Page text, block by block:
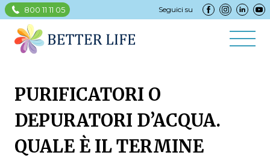
800 11 11 05 Seguici su
PURIFICATORI O
DEPURATORI D’ACQUA.
QUALE È IL TERMINE